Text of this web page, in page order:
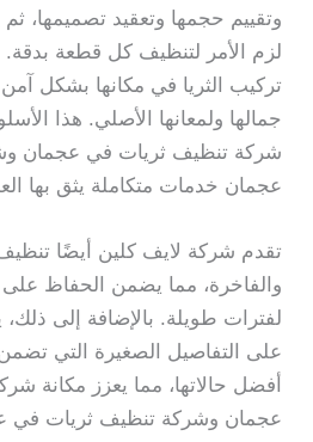
وتقييم حجمها وتعقيد تصميمها، ثم
لزم الأمر لتنظيف كل قطعة بدقة.
تركيب الثريا في مكانها بشكل
جمالها ولمعانها الأصلي. هذا
شركة تنظيف ثريات في عجمان
عجمان خدمات متكاملة يثق بها
تقدم شركة لايف كلين أيضًا تنظيف
والفاخرة، مما يضمن الحفاظ على
لفترات طويلة. بالإضافة إلى
على التفاصيل الصغيرة التي
أفضل حالاتها، مما يعزز مكانة
عجمان وشركة تنظيف ثريات في